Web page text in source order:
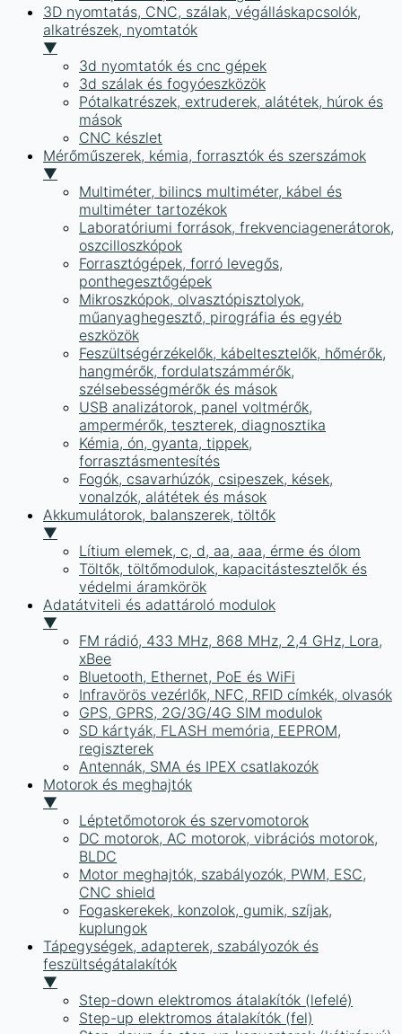
3D nyomtatás, CNC, szálak, végálláskapcsolók,
alkatrészek, nyomtatók
▼
3d nyomtatók és cnc gépek
3d szálak és fogyóeszközök
Pótalkatrészek, extruderek, alátétek, húrok és
mások
CNC készlet
Mérőműszerek, kémia, forrasztók és szerszámok
▼
Multiméter, bilincs multiméter, kábel és
multiméter tartozékok
Laboratóriumi források, frekvenciagenerátorok,
oszcilloszkópok
Forrasztógépek, forró levegős,
ponthegesztőgépek
Mikroszkópok, olvasztópisztolyok,
műanyaghegesztő, pirográfia és egyéb
eszközök
Feszültségérzékelők, kábeltesztelők, hőmérők,
hangmérők, fordulatszámmérők,
szélsebességmérők és mások
USB analizátorok, panel voltmérők,
ampermérők, teszterek, diagnosztika
Kémia, ón, gyanta, tippek,
forrasztásmentesítés
Fogók, csavarhúzók, csipeszek, kések,
vonalzók, alátétek és mások
Akkumulátorok, balanszerek, töltők
▼
Lítium elemek, c, d, aa, aaa, érme és ólom
Töltők, töltőmodulok, kapacitástesztelők és
védelmi áramkörök
Adatátviteli és adattároló modulok
▼
FM rádió, 433 MHz, 868 MHz, 2,4 GHz, Lora,
xBee
Bluetooth, Ethernet, PoE és WiFi
Infravörös vezérlők, NFC, RFID címkék, olvasók
GPS, GPRS, 2G/3G/4G SIM modulok
SD kártyák, FLASH memória, EEPROM,
regiszterek
Antennák, SMA és IPEX csatlakozók
Motorok és meghajtók
▼
Léptetőmotorok és szervomotorok
DC motorok, AC motorok, vibrációs motorok,
BLDC
Motor meghajtók, szabályozók, PWM, ESC,
CNC shield
Fogaskerekek, konzolok, gumik, szíjak,
kuplungok
Tápegységek, adapterek, szabályozók és
feszültségátalakítók
▼
Step-down elektromos átalakítók (lefelé)
Step-up elektromos átalakítók (fel)